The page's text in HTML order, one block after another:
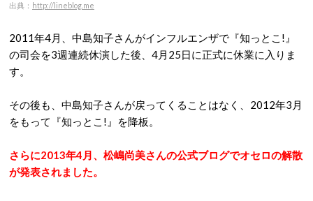
出典： http://lineblog.me
2011年4月、中島知子さんがインフルエンザで『知っとこ!』
の司会を3週連続休演した後、4月25日に正式に休業に入りま
す。
その後も、中島知子さんが戻ってくることはなく、2012年3月
をもって『知っとこ!』を降板。
さらに2013年4月、松嶋尚美さんの公式ブログでオセロの解散
が発表されました。